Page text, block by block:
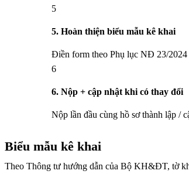
5
5. Hoàn thiện biểu mẫu kê khai
Điền form theo Phụ lục NĐ 23/
6
6. Nộp + cập nhật khi có thay đổi
Nộp lần đầu cùng hồ sơ thành lập /
Biểu mẫu kê khai
Theo Thông tư hướng dẫn của Bộ KH&ĐT, tờ